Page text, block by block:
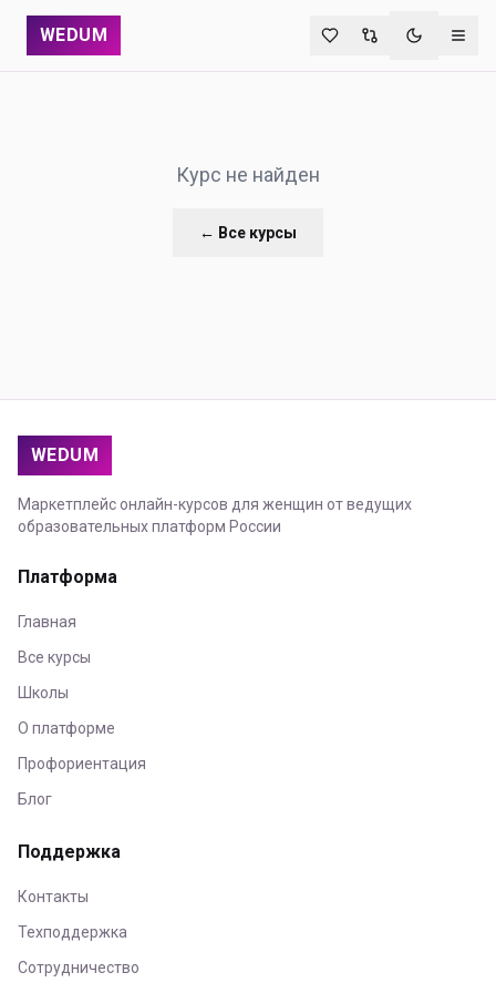
WEDUM
Курс не найден
← Все курсы
WEDUM
Маркетплейс онлайн-курсов для женщин от ведущих
образовательных платформ России
Платформа
Главная
Все курсы
Школы
О платформе
Профориентация
Блог
Поддержка
Контакты
Техподдержка
Сотрудничество